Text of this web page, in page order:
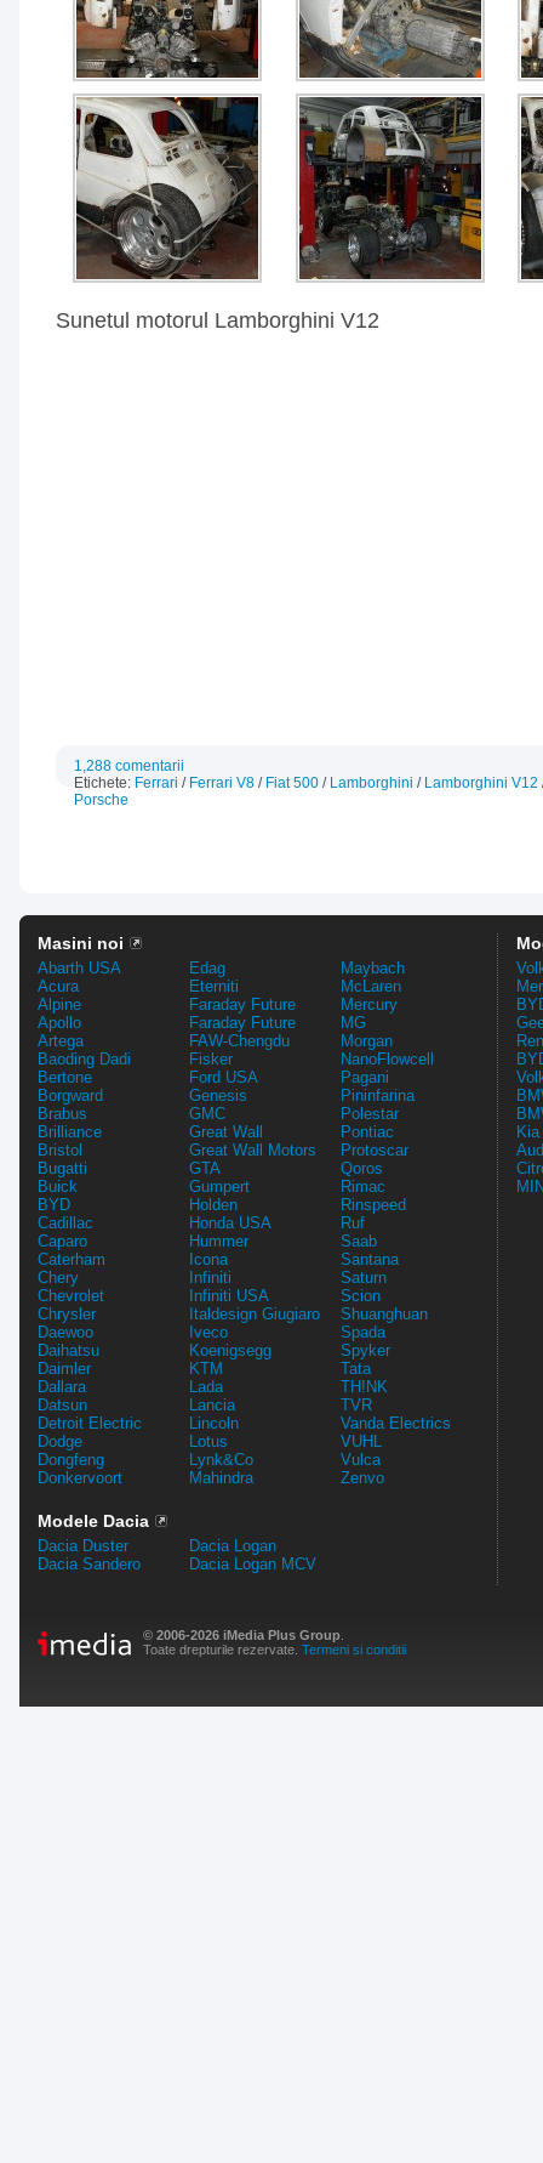
Sunetul motorul Lamborghini V12
1,288 comentarii
Etichete: Ferrari / Ferrari V8 / Fiat 500 / Lamborghini / Lamborghini V12
Porsche
Masini noi
Abarth USA
Acura
Alpine
Apollo
Artega
Baoding Dadi
Bertone
Borgward
Brabus
Brilliance
Bristol
Bugatti
Buick
BYD
Cadillac
Caparo
Caterham
Chery
Chevrolet
Chrysler
Daewoo
Daihatsu
Daimler
Dallara
Datsun
Detroit Electric
Dodge
Dongfeng
Donkervoort
Edag
Eterniti
Faraday Future
Faraday Future
FAW-Chengdu
Fisker
Ford USA
Genesis
GMC
Great Wall
Great Wall Motors
GTA
Gumpert
Holden
Honda USA
Hummer
Icona
Infiniti
Infiniti USA
Italdesign Giugiaro
Iveco
Koenigsegg
KTM
Lada
Lancia
Lincoln
Lotus
Lynk&Co
Mahindra
Maybach
McLaren
Mercury
MG
Morgan
NanoFlowcell
Pagani
Pininfarina
Polestar
Pontiac
Protoscar
Qoros
Rimac
Rinspeed
Ruf
Saab
Santana
Saturn
Scion
Shuanghuan
Spada
Spyker
Tata
TH!NK
TVR
Vanda Electrics
VUHL
Vulca
Zenvo
Modele Dacia
Dacia Duster
Dacia Sandero
Dacia Logan
Dacia Logan MCV
© 2006-2026 iMedia Plus Group
Toate drepturile rezervate. Termeni si conditii